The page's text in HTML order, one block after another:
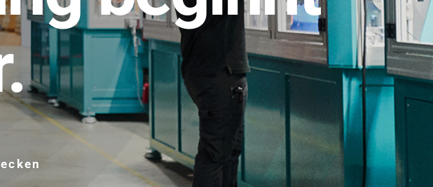
Das innovative Stecksystem für industrielle Anwendungen –
IP-geschützt und zukunftsfähig.
Jetzt entdecken